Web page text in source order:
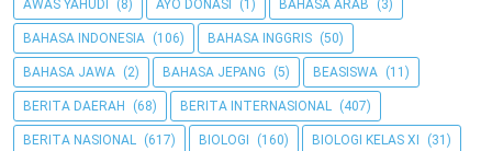
AWAS YAHUDI (8) AYO DONASI (1) BAHASA ARAB (3)
BAHASA INDONESIA (106) BAHASA INGGRIS (50)
BAHASA JAWA (2) BAHASA JEPANG (5) BEASISWA (11)
BERITA DAERAH (68) BERITA INTERNASIONAL (407)
BERITA NASIONAL (617) BIOLOGI (160) BIOLOGI KELAS XI (31)